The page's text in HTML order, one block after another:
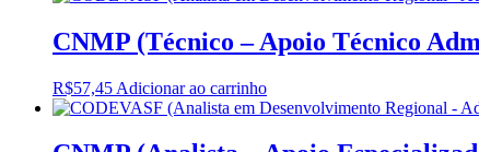
CNMP (Técnico – Apoio Técnico
R$57,45 Adicionar ao carrinho